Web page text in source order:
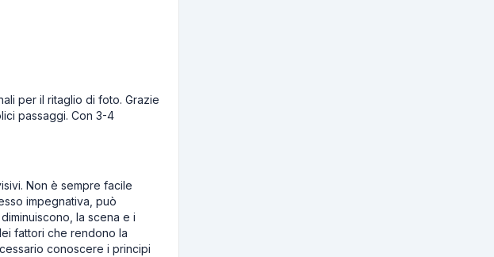
per il ritaglio di foto. Grazie
passaggi. Con 3-4
Non è sempre facile
impegnativa, può
la scena e i
fattori che rendono la
conoscere i principi